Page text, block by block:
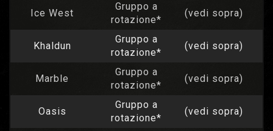
Ice West
Gruppo a
rotazione*
(vedi sopra)
Khaldun
Gruppo a
rotazione*
(vedi sopra)
Marble
Gruppo a
rotazione*
(vedi sopra)
Oasis
Gruppo a
rotazione*
(vedi sopra)